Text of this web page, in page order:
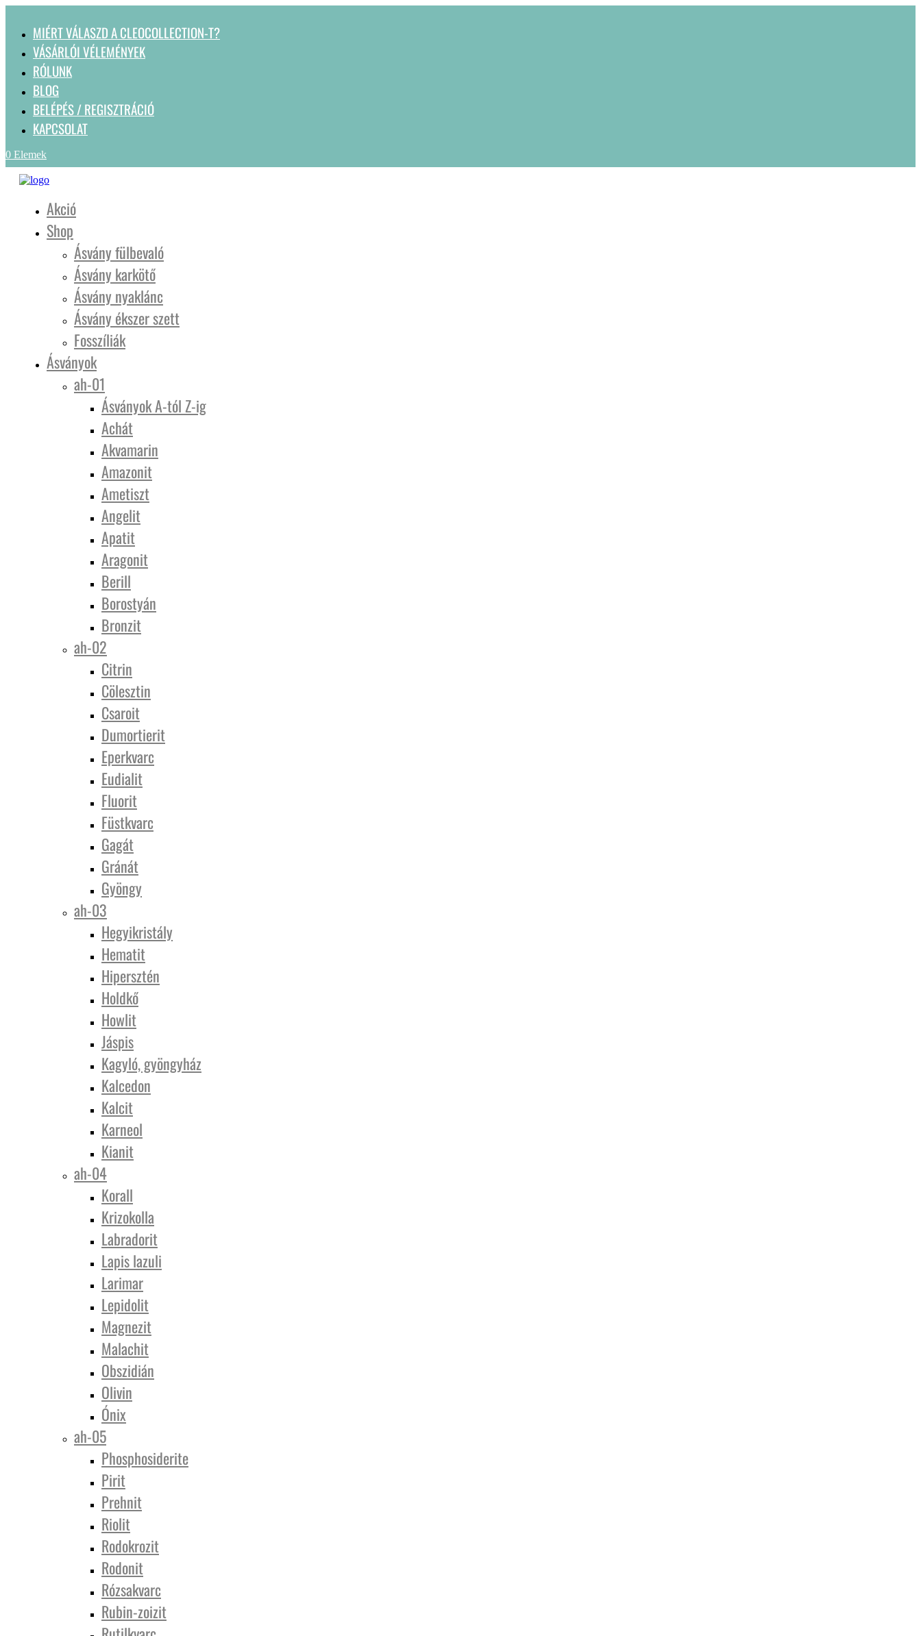
MIÉRT VÁLASZD A CLEOCOLLECTION-T?
VÁSÁRLÓI VÉLEMÉNYEK
RÓLUNK
BLOG
BELÉPÉS / REGISZTRÁCIÓ
KAPCSOLAT
0 Elemek
Akció
Shop
Ásvány fülbevaló
Ásvány karkötő
Ásvány nyaklánc
Ásvány ékszer szett
Fosszíliák
Ásványok
ah-01
Ásványok A-tól Z-ig
Achát
Akvamarin
Amazonit
Ametiszt
Angelit
Apatit
Aragonit
Berill
Borostyán
Bronzit
ah-02
Citrin
Cölesztin
Csaroit
Dumortierit
Eperkvarc
Eudialit
Fluorit
Füstkvarc
Gagát
Gránát
Gyöngy
ah-03
Hegyikristály
Hematit
Hipersztén
Holdkő
Howlit
Jáspis
Kagyló, gyöngyház
Kalcedon
Kalcit
Karneol
Kianit
ah-04
Korall
Krizokolla
Labradorit
Lapis lazuli
Larimar
Lepidolit
Magnezit
Malachit
Obszidián
Olivin
Ónix
ah-05
Phosphosiderite
Pirit
Prehnit
Riolit
Rodokrozit
Rodonit
Rózsakvarc
Rubin-zoizit